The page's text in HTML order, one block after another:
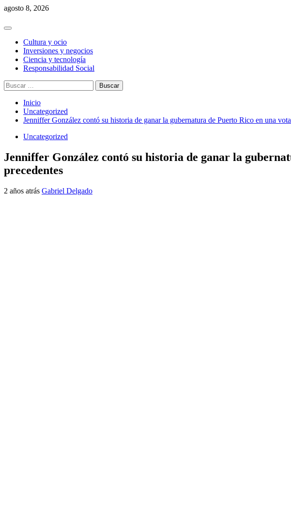
Saltar
contenido
agosto 8, 2026
Menú
principalCultura y ocio
Inversiones y negocios
Ciencia y tecnología
Responsabilidad Social
Buscar:
Inicio
Uncategorized
Jenniffer González contó su historia de ganar la gubernatura de Puerto Rico en una
Uncategorized
Jenniffer González contó su historia de ganar la
precedentes
2 años atrás Gabriel Delgado